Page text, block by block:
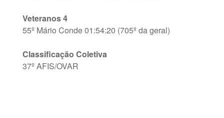
Veteranos 4
55º Mário Conde 01:54:20 (705º da geral)
Classificação Coletiva
37º AFIS/OVAR